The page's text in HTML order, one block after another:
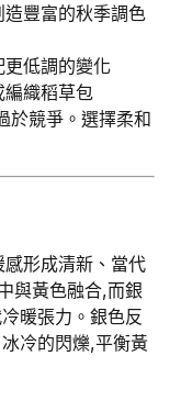
豐富的秋季調色
低調的變化
織稻草包
於競爭。選擇柔和
形成清新、當代
與黃色融合,而銀
暖張力。銀色反
冷的閃爍,平衡黃